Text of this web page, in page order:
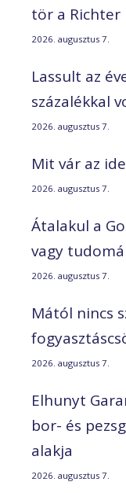
tör a Richter
2026. augusztus 7.
Lassult az
százalékkal
2026. augusztus 7.
Mit vár az
2026. augusztus 7.
Átalakul a
vagy
2026. augusztus 7.
Mától nincs
2026. augusztus 7.
Elhunyt
bor- és
alakja
2026. augusztus 7.